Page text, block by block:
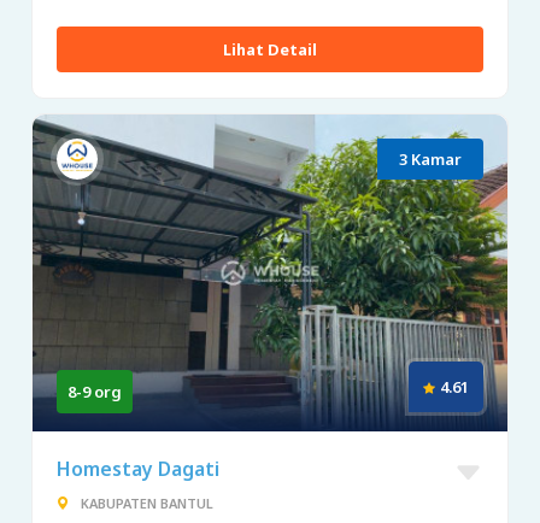
Lihat Detail
3 Kamar
8-9 org 4.61
Homestay Dagati
KABUPATEN BANTUL